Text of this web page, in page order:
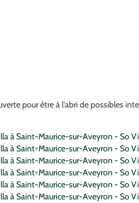
pour être à l'abri de possibles